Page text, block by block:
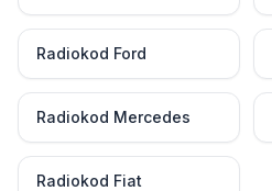
Radiokod Ford
Radiokod Mercedes
Radiokod Fiat